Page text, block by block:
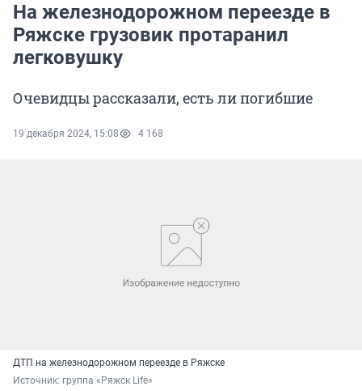
На железнодорожном переезде в
Ряжске грузовик протаранил
легковушку
Очевидцы рассказали, есть ли погибшие
19 декабря 2024, 15:08 4 168
ДТП на железнодорожном переезде в Ряжске
Источник: группа «Ряжск Life»